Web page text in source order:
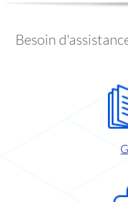
Besoin